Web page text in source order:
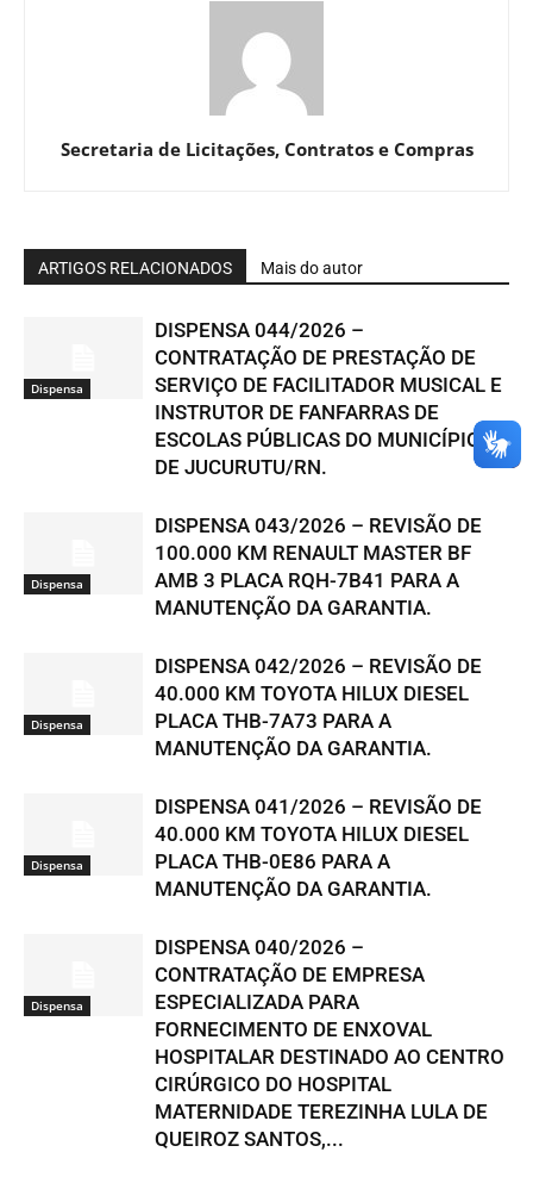
Secretaria de Licitações, Contratos e Compras
ARTIGOS RELACIONADOS Mais do autor
Dispensa
DISPENSA 044/2026 –
CONTRATAÇÃO DE PRESTAÇÃO DE
SERVIÇO DE FACILITADOR MUSICAL E
INSTRUTOR DE FANFARRAS DE
ESCOLAS PÚBLICAS DO MUNICÍPIO
DE JUCURUTU/RN.
Dispensa
DISPENSA 043/2026 – REVISÃO DE
100.000 KM RENAULT MASTER BF
AMB 3 PLACA RQH-7B41 PARA A
MANUTENÇÃO DA GARANTIA.
Dispensa
DISPENSA 042/2026 – REVISÃO DE
40.000 KM TOYOTA HILUX DIESEL
PLACA THB-7A73 PARA A
MANUTENÇÃO DA GARANTIA.
Dispensa
DISPENSA 041/2026 – REVISÃO DE
40.000 KM TOYOTA HILUX DIESEL
PLACA THB-0E86 PARA A
MANUTENÇÃO DA GARANTIA.
Dispensa
DISPENSA 040/2026 –
CONTRATAÇÃO DE EMPRESA
ESPECIALIZADA PARA
FORNECIMENTO DE ENXOVAL
HOSPITALAR DESTINADO AO CENTRO
CIRÚRGICO DO HOSPITAL
MATERNIDADE TEREZINHA LULA DE
QUEIROZ SANTOS,...